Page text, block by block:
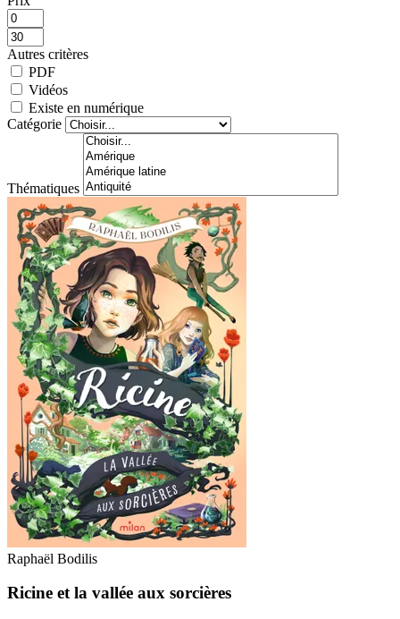
Autres critères
PDF
Vidéos
Existe en numérique
Catégorie
Thématiques
Raphaël Bodilis
Ricine et la vallée aux sorcières